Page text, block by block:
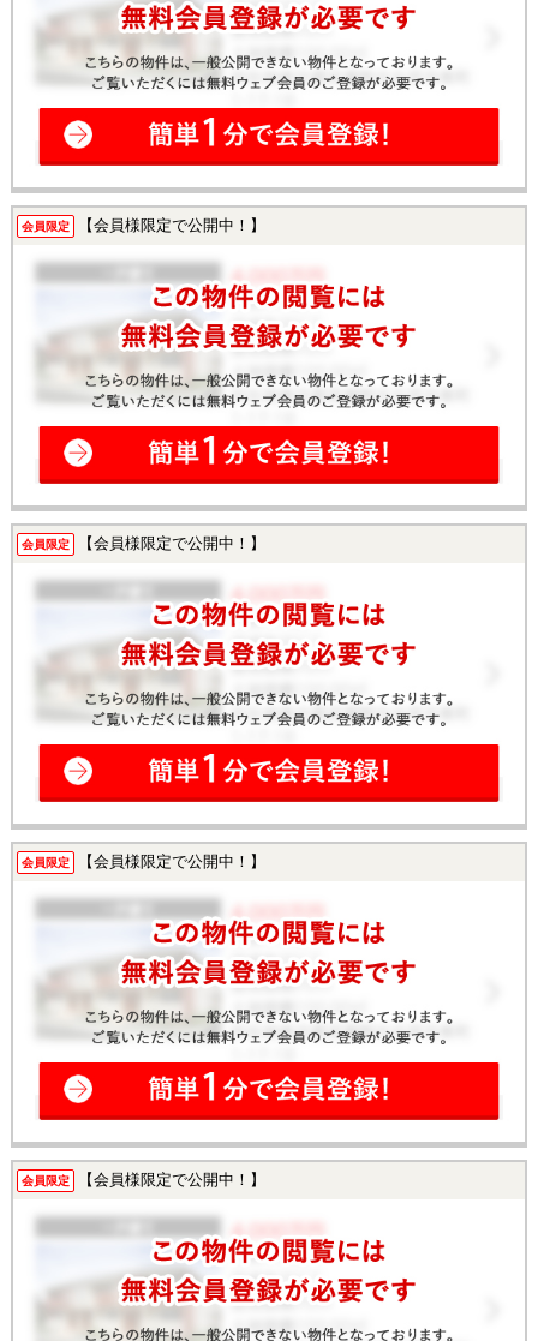
会員限定 【会員様限定で公開中！】
会員限定 【会員様限定で公開中！】
会員限定 【会員様限定で公開中！】
会員限定 【会員様限定で公開中！】